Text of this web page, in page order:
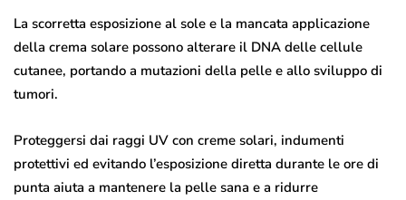
La scorretta esposizione al sole e la mancata applicazione
della crema solare possono alterare il DNA delle cellule
cutanee, portando a mutazioni della pelle e allo sviluppo di
tumori.
Proteggersi dai raggi UV con creme solari, indumenti
protettivi ed evitando l’esposizione diretta durante le ore di
punta aiuta a mantenere la pelle sana e a ridurre